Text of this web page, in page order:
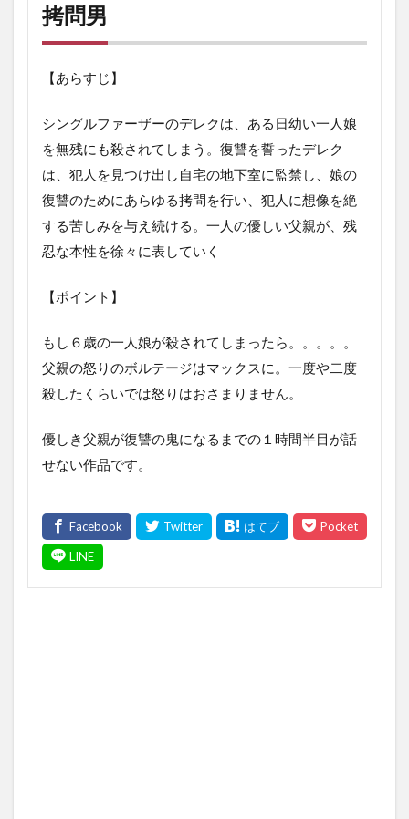
拷問男
【あらすじ】
シングルファーザーのデレクは、ある日幼い一人娘
を無残にも殺されてしまう。復讐を誓ったデレク
は、犯人を見つけ出し自宅の地下室に監禁し、娘の
復讐のためにあらゆる拷問を行い、犯人に想像を絶
する苦しみを与え続ける。一人の優しい父親が、残
忍な本性を徐々に表していく
【ポイント】
もし６歳の一人娘が殺されてしまったら。。。。。
父親の怒りのボルテージはマックスに。一度や二度
殺したくらいでは怒りはおさまりません。
優しき父親が復讐の鬼になるまでの１時間半目が話
せない作品です。